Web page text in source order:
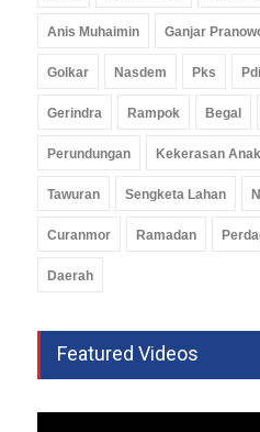
Anis Muhaimin Ganjar
Golkar Nasdem Pks
Gerindra Rampok Begal
Perundungan Kekerasan Anak
Tawuran Sengketa Lahan
Curanmor Ramadan
Daerah
Featured Videos